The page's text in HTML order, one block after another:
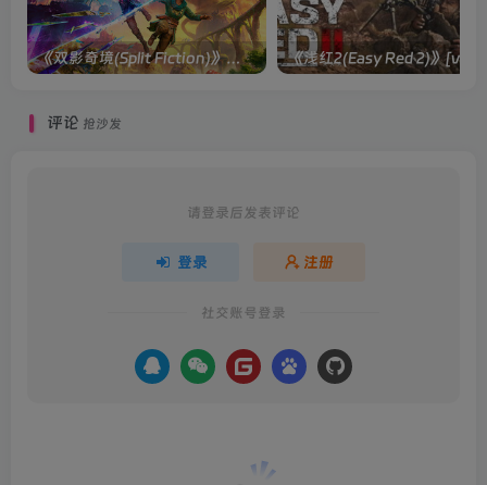
《双影奇境(Split Fiction)》单机版/联机版[v1.0 单机版/联机版]
评论 抢沙发
请登录后发表评论
登录 注册
社交账号登录